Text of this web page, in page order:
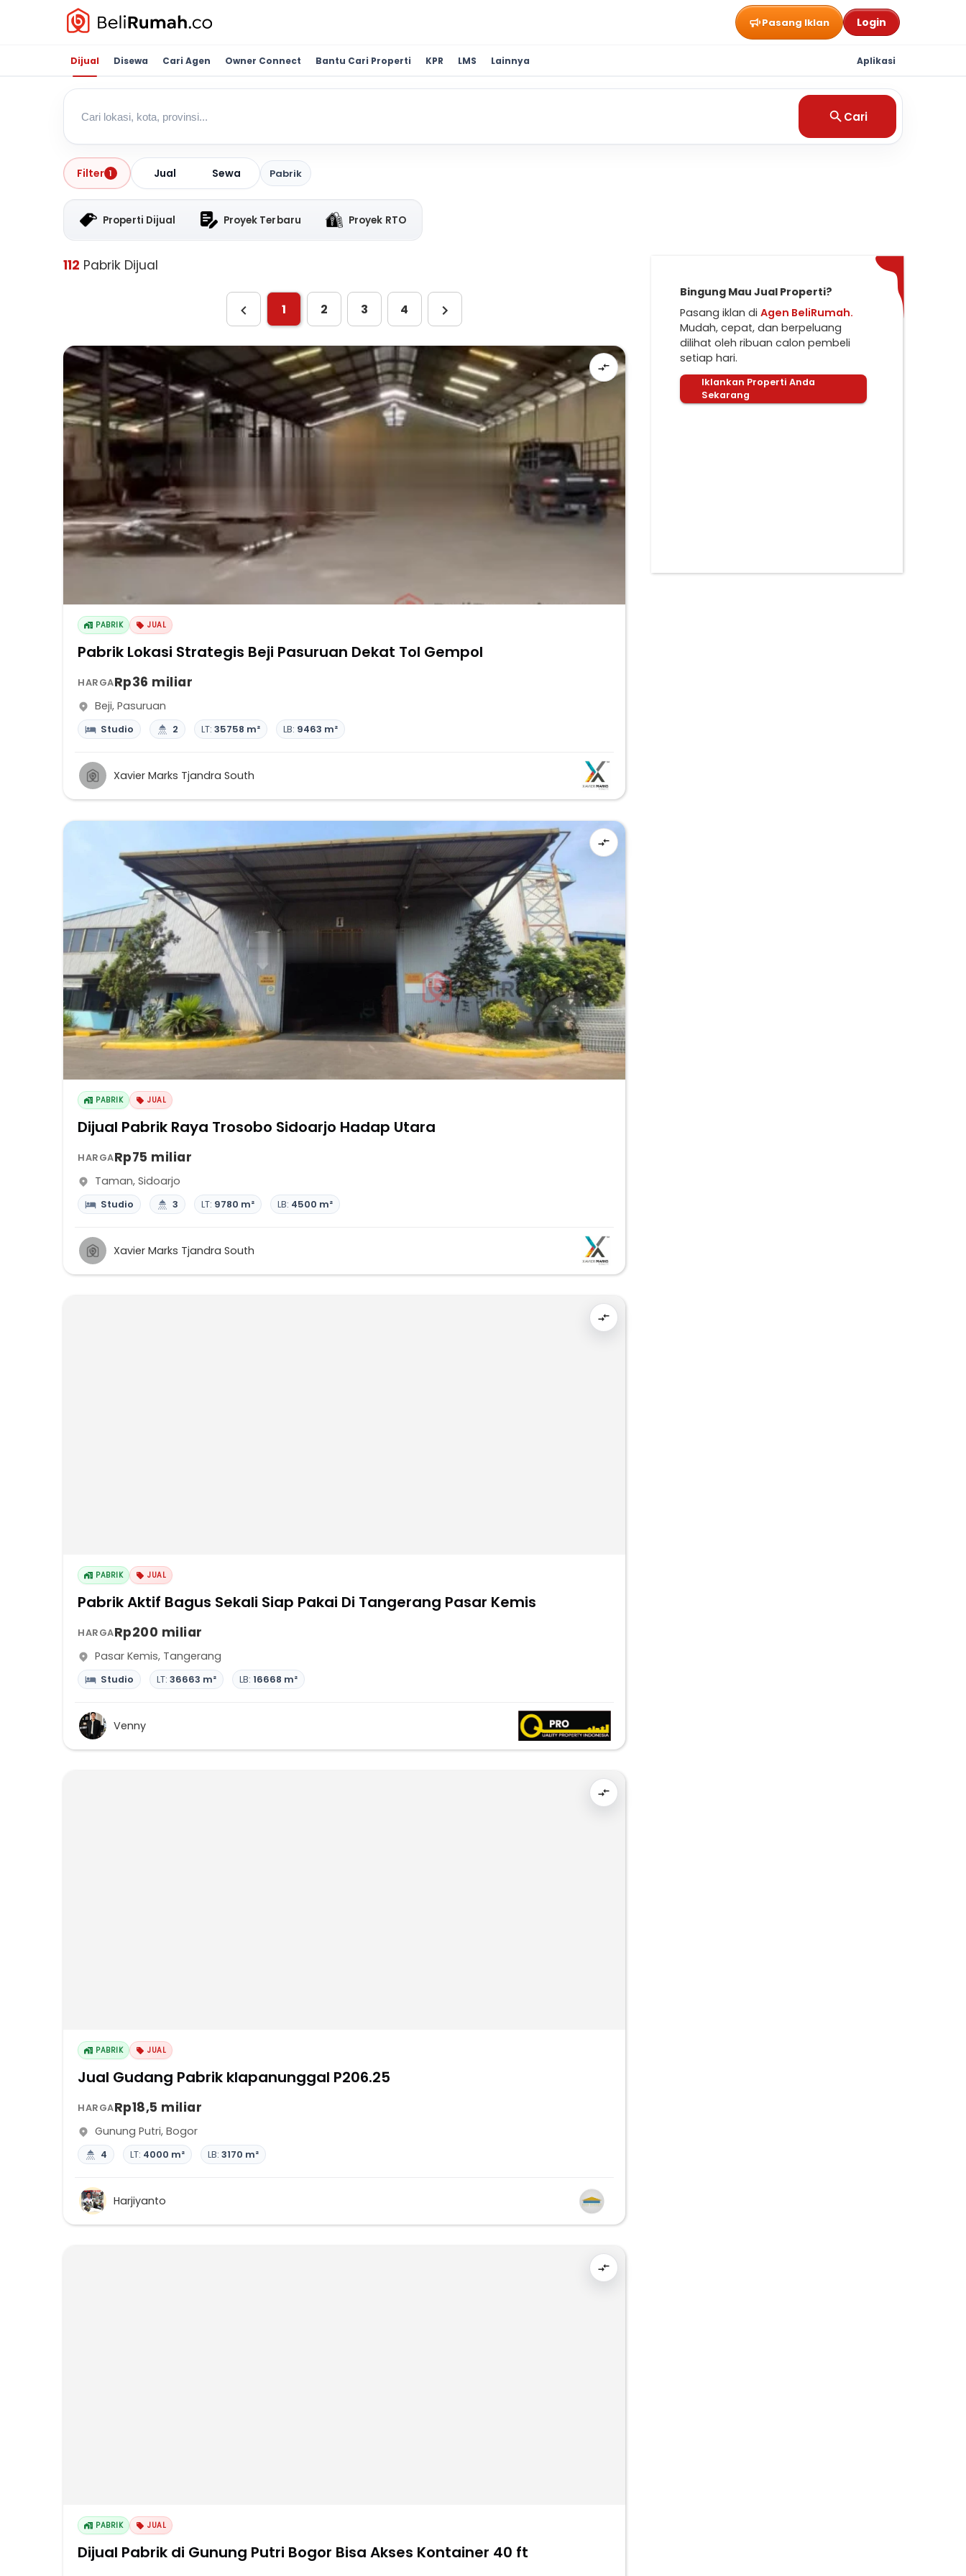
Pasang Iklan Login
Dijual Disewa Cari Agen Owner Connect Bantu Cari Properti KPR LMS Lainnya Aplikasi
Cari
Filter 1 Jual Sewa Pabrik
Properti Dijual Proyek Terbaru Proyek RTO
112 Pabrik Dijual
1 2 3 4
PABRIK JUAL
Pabrik Lokasi Strategis Beji Pasuruan Dekat Tol Gempol
HARGARp36 miliar
Beji, Pasuruan
Studio 2 LT: 35758 m² LB: 9463 m²
Xavier Marks Tjandra South
PABRIK JUAL
Dijual Pabrik Raya Trosobo Sidoarjo Hadap Utara
HARGARp75 miliar
Taman, Sidoarjo
Studio 3 LT: 9780 m² LB: 4500 m²
Xavier Marks Tjandra South
PABRIK JUAL
Pabrik Aktif Bagus Sekali Siap Pakai Di Tangerang Pasar Kemis
HARGARp200 miliar
Pasar Kemis, Tangerang
Studio LT: 36663 m² LB: 16668 m²
Venny
PABRIK JUAL
Jual Gudang Pabrik klapanunggal P206.25
HARGARp18,5 miliar
Gunung Putri, Bogor
4 LT: 4000 m² LB: 3170 m²
Harjiyanto
PABRIK JUAL
Dijual Pabrik di Gunung Putri Bogor Bisa Akses Kontainer 40 ft
Bingung Mau Jual Properti?
Pasang iklan di Agen BeliRumah.
Mudah, cepat, dan berpeluang
dilihat oleh ribuan calon pembeli
setiap hari.
Iklankan Properti Anda
Sekarang